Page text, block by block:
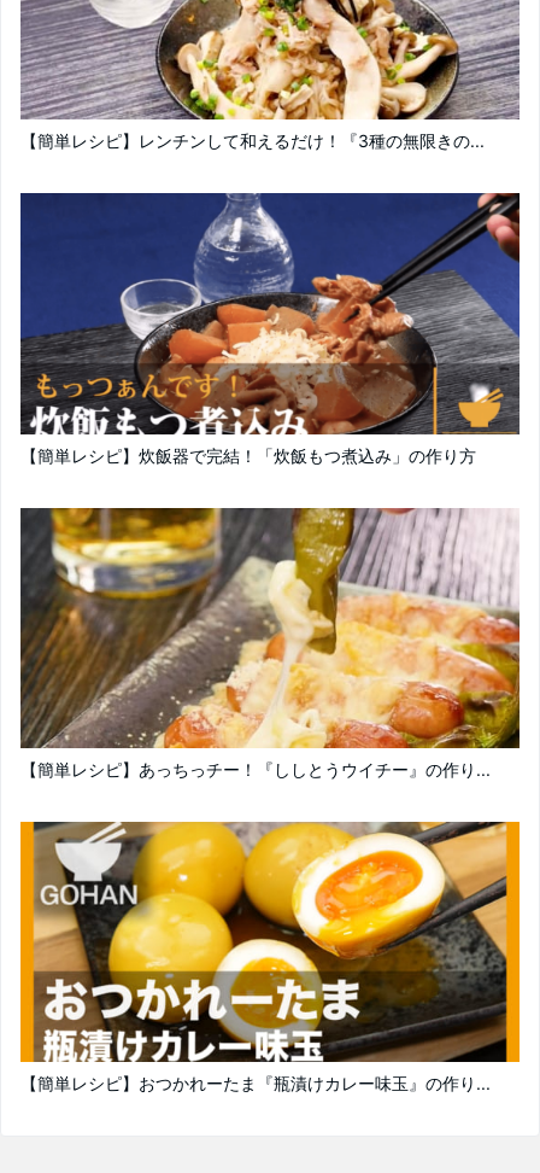
【簡単レシピ】レンチンして和えるだけ！『3種の無限きの...
【簡単レシピ】炊飯器で完結！「炊飯もつ煮込み」の作り方
【簡単レシピ】あっちっチー！『ししとうウイチー』の作り...
【簡単レシピ】おつかれーたま『瓶漬けカレー味玉』の作り...